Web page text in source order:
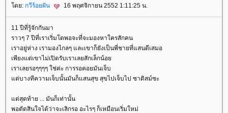
ดย: กวีร้อยฝัน 16 พฤศจิกายน 2552 1:11:25 น.
11 ปีที่รู้จักกันมา
ราวๆ 7 ปีที่เราเริ่มโตพอจะที่จะมองหาใครสักคน
เราอยู่ห่าง เรามองไกลๆ และเขาก็ยังเป็นพี่ชายที่แสนดีเสมอ
เพียงแต่เขาไม่เปิดรับเราเลยสักเล็กน้อ
เราเลยรอๆๆๆๆ ใช่ค่ะ การรอคอยมันเจ็บ
ต่บางทีความเจ็บนั้นมันก็แสนสุข สุขไปเจ็บไป ซาดิสม์ซะ
ต่สุดท้าย ... มันก็เท่านั้น
พอตัดสินใจได้ว่าจะเลิกรอ อะไรๆ ก็เหมือนเริ่มใหม่